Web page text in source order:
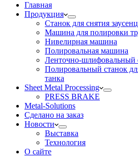
Главная
Продукция
Станок для снятия
Машина для полировки
Нивелирная машина
Полировальная машина
Ленточно-шлифовальный
Полировальный станок
танка
Sheet Metal Processing
PRESS BRAKE
Metal-Solutions
Сделано на заказ
Новости
Выставка
Технология
О сайте